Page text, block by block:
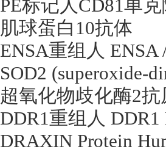
PE标记人CD81单
肌球蛋白 10抗体
ENSA重组人 ENSA
SOD2 (superoxide-
超氧化物歧化酶2抗
DDR1重组人
DRAXIN Protein